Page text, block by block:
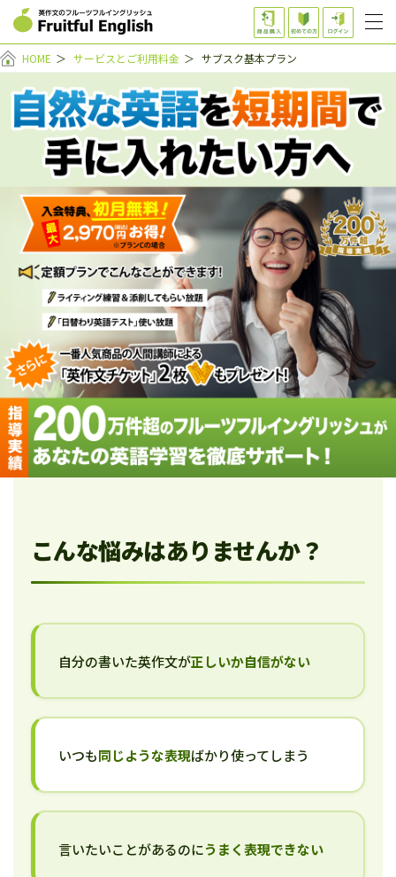
HOME ＞ サービスとご利用料金 ＞ サブスク基本プラン
こんな悩みはありませんか？
自分の書いた英作文が正しいか自信がない
いつも同じような表現ばかり使ってしまう
言いたいことがあるのにうまく表現できない